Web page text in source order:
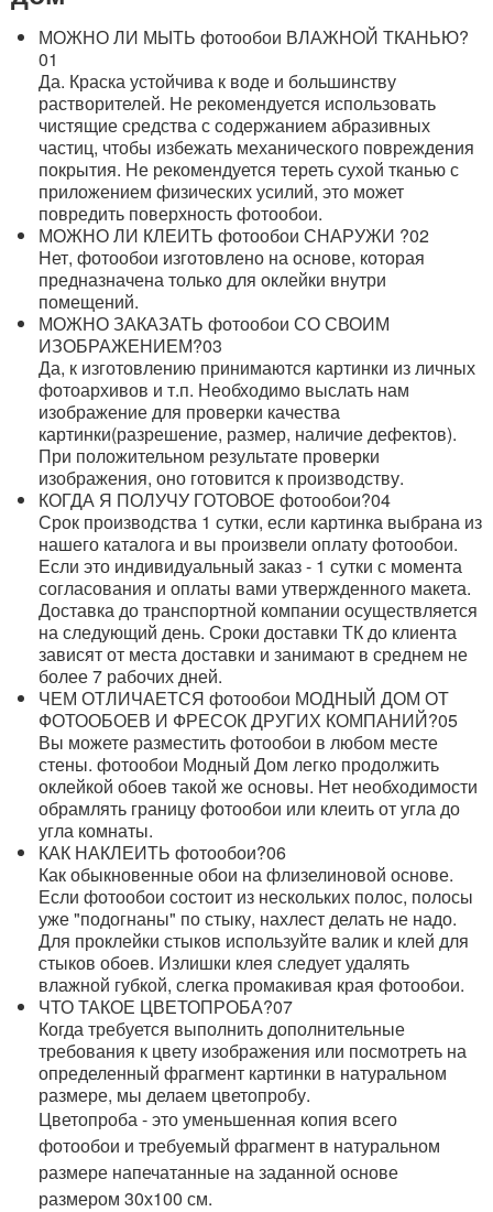
МОЖНО ЛИ МЫТЬ фотообои ВЛАЖНОЙ ТКАНЬЮ?
01
Да. Краска устойчива к воде и большинству
растворителей. Не рекомендуется использовать
чистящие средства с содержанием абразивных
частиц, чтобы избежать механического повреждения
покрытия. Не рекомендуется тереть сухой тканью с
приложением физических усилий, это может
повредить поверхность фотообои.
МОЖНО ЛИ КЛЕИТЬ фотообои СНАРУЖИ ?02
Нет, фотообои изготовлено на основе, которая
предназначена только для оклейки внутри
помещений.
МОЖНО ЗАКАЗАТЬ фотообои СО СВОИМ
ИЗОБРАЖЕНИЕМ?03
Да, к изготовлению принимаются картинки из личных
фотоархивов и т.п. Необходимо выслать нам
изображение для проверки качества
картинки(разрешение, размер, наличие дефектов).
При положительном результате проверки
изображения, оно готовится к производству.
КОГДА Я ПОЛУЧУ ГОТОВОЕ фотообои?04
Срок производства 1 сутки, если картинка выбрана из
нашего каталога и вы произвели оплату фотообои.
Если это индивидуальный заказ - 1 сутки с момента
согласования и оплаты вами утвержденного макета.
Доставка до транспортной компании осуществляется
на следующий день. Сроки доставки ТК до клиента
зависят от места доставки и занимают в среднем не
более 7 рабочих дней.
ЧЕМ ОТЛИЧАЕТСЯ фотообои МОДНЫЙ ДОМ ОТ
ФОТООБОЕВ И ФРЕСОК ДРУГИХ КОМПАНИЙ?05
Вы можете разместить фотообои в любом месте
стены. фотообои Модный Дом легко продолжить
оклейкой обоев такой же основы. Нет необходимости
обрамлять границу фотообои или клеить от угла до
угла комнаты.
КАК НАКЛЕИТЬ фотообои?06
Как обыкновенные обои на флизелиновой основе.
Если фотообои состоит из нескольких полос, полосы
уже "подогнаны" по стыку, нахлест делать не надо.
Для проклейки стыков используйте валик и клей для
стыков обоев. Излишки клея следует удалять
влажной губкой, слегка промакивая края фотообои.
ЧТО ТАКОЕ ЦВЕТОПРОБА?07
Когда требуется выполнить дополнительные
требования к цвету изображения или посмотреть на
определенный фрагмент картинки в натуральном
размере, мы делаем цветопробу.
Цветопроба - это уменьшенная копия всего
фотообои и требуемый фрагмент в натуральном
размере напечатанные на заданной основе
размером 30х100 см.